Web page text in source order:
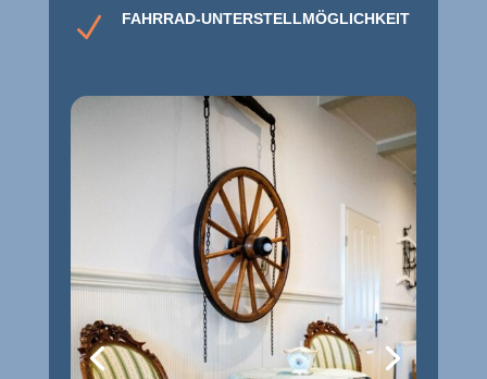
N FAHRRAD-UNTERSTELLMÖGLICHKEIT